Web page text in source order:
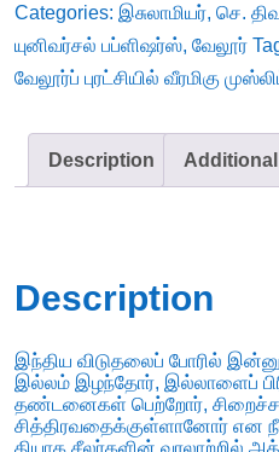
Categories: இசுலாமியர், செ.
யுனிவர்சல் பப்ளிஷர்ஸ், வேலூர்
வேலூர்ப் புரட்சியில் வீரமிகு
Description
Description
இந்திய விடுதலைப் போரில்
இல்லம் இழந்தோர், இல்லாளைப்
தண்டனைகள் பெற்றோர்,
சித்திரவதைக்குள்ளானோர் என
தியாக சீலர்களின் வரலாற்றில்